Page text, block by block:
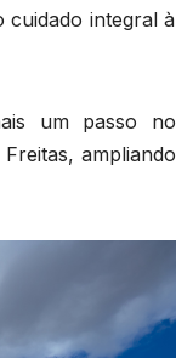
integral à
um passo no
ampliando